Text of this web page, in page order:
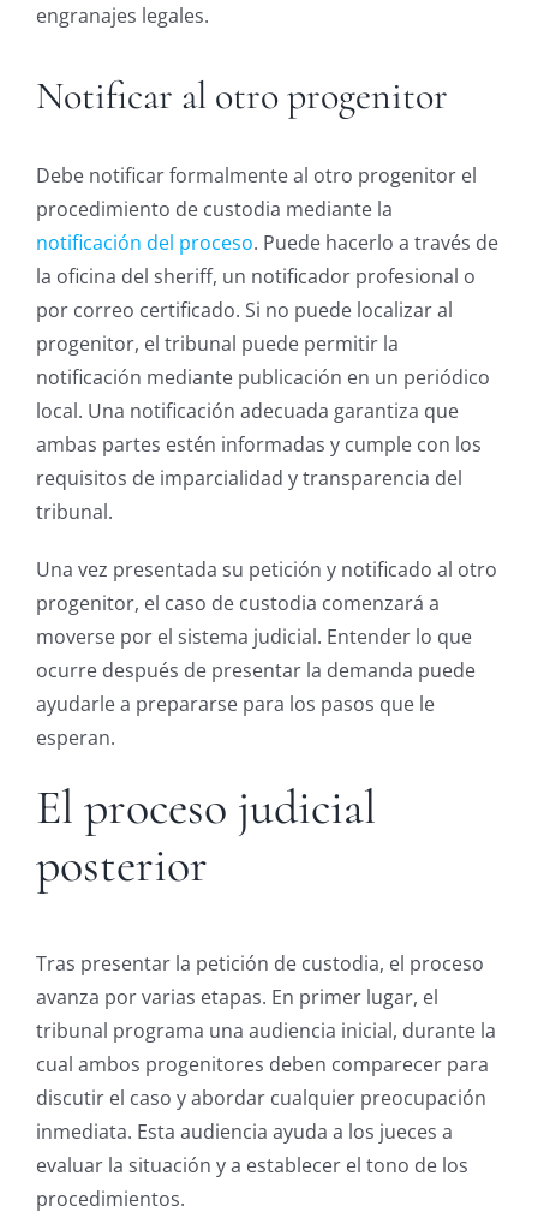
engranajes legales.
Notificar al otro progenitor
Debe notificar formalmente al otro progenitor el
procedimiento de custodia mediante la
notificación del proceso. Puede hacerlo a través de
la oficina del sheriff, un notificador profesional o
por correo certificado. Si no puede localizar al
progenitor, el tribunal puede permitir la
notificación mediante publicación en un periódico
local. Una notificación adecuada garantiza que
ambas partes estén informadas y cumple con los
requisitos de imparcialidad y transparencia del
tribunal.
Una vez presentada su petición y notificado al otro
progenitor, el caso de custodia comenzará a
moverse por el sistema judicial. Entender lo que
ocurre después de presentar la demanda puede
ayudarle a prepararse para los pasos que le
esperan.
El proceso judicial
posterior
Tras presentar la petición de custodia, el proceso
avanza por varias etapas. En primer lugar, el
tribunal programa una audiencia inicial, durante la
cual ambos progenitores deben comparecer para
discutir el caso y abordar cualquier preocupación
inmediata. Esta audiencia ayuda a los jueces a
evaluar la situación y a establecer el tono de los
procedimientos.